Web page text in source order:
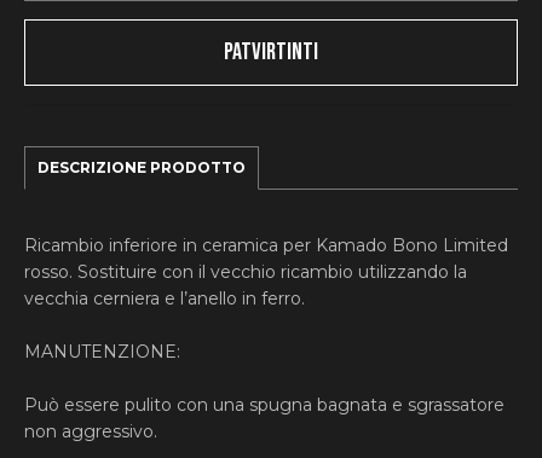
DESCRIZIONE PRODOTTO
Ricambio inferiore in ceramica per Kamado Bono Limited
rosso. Sostituire con il vecchio ricambio utilizzando la
vecchia cerniera e l’anello in ferro.
MANUTENZIONE:
Può essere pulito con una spugna bagnata e sgrassatore
non aggressivo.